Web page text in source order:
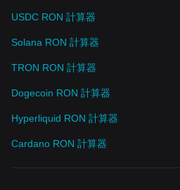
USDC RON 計算器
Solana RON 計算器
TRON RON 計算器
Dogecoin RON 計算器
Hyperliquid RON 計算器
Cardano RON 計算器